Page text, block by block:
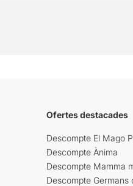
Ofertes destacades
Descompte El Mago
Descompte Ànima
Descompte Mamma
Descompte Germans